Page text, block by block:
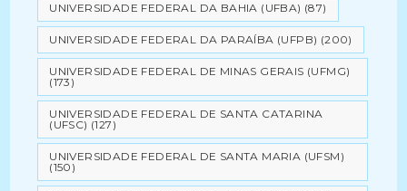
UNIVERSIDADE FEDERAL DA BAHIA (UFBA) (87)
UNIVERSIDADE FEDERAL DA PARAÍBA (UFPB) (200)
UNIVERSIDADE FEDERAL DE MINAS GERAIS (UFMG)
(173)
UNIVERSIDADE FEDERAL DE SANTA CATARINA
(UFSC) (127)
UNIVERSIDADE FEDERAL DE SANTA MARIA (UFSM)
(150)